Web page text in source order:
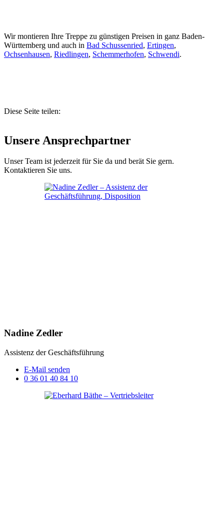
Wir montieren Ihre Treppe zu günstigen Preisen in ganz Baden-
Württemberg und auch in Bad Schussenried, Ertingen,
Ochsenhausen, Riedlingen, Schemmerhofen, Schwendi.
Diese Seite teilen:
Unsere Ansprechpartner
Unser Team ist jederzeit für Sie da und berät Sie gern.
Kontaktieren Sie uns.
Nadine Zedler
Assistenz der Geschäftsführung
E-Mail senden
0 36 01 40 84 10